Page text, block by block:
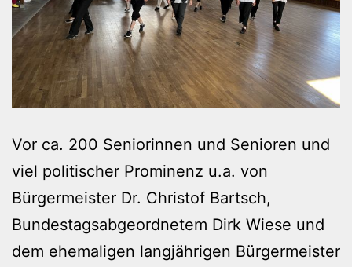
Vor ca. 200 Seniorinnen und Senioren und
viel politischer Prominenz u.a. von
Bürgermeister Dr. Christof Bartsch,
Bundestagsabgeordnetem Dirk Wiese und
dem ehemaligen langjährigen Bürgermeister